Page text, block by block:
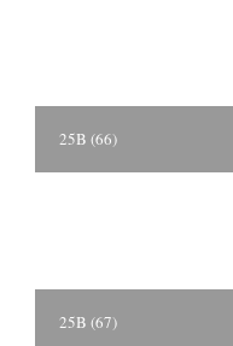
25B (66)
25B (67)